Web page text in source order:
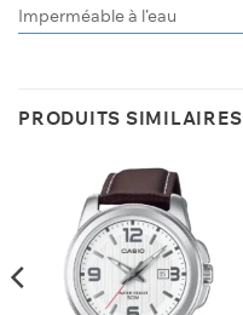
Imperméable à l’eau
PRODUITS SIMILAIRES